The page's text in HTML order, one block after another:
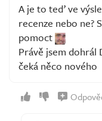
A je to teď ve
recenze nebo ne?
pomoct
Právě jsem dohrál
čeká něco nového